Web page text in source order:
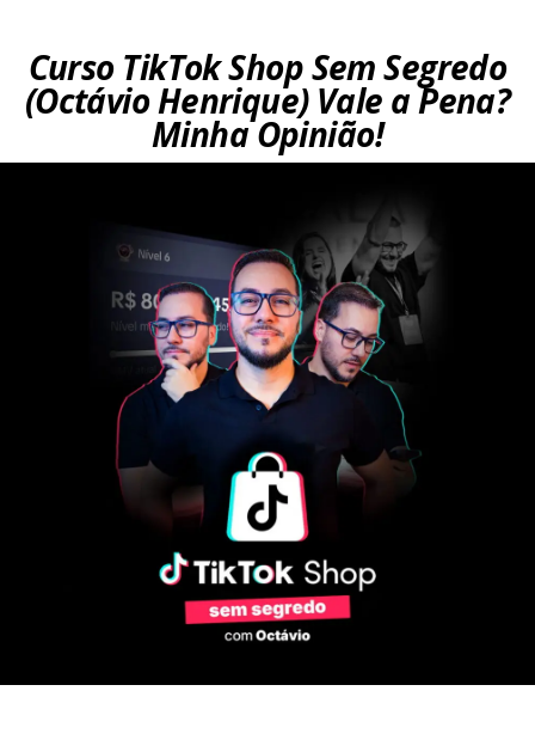
Curso TikTok Shop Sem Segredo
(Octávio Henrique) Vale a Pena?
Minha Opinião!